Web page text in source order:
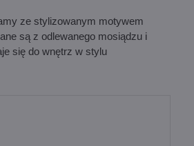
ze stylizowanym motywem
są z odlewanego mosiądzu i
się do wnętrz w stylu